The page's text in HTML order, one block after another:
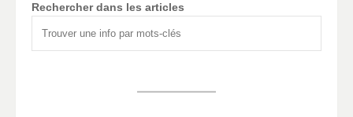
Rechercher dans les articles